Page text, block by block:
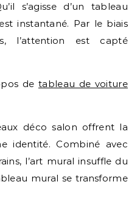
s’agisse d’un tableau
instantané. Par le biais
l’attention est capté
detableau de voiture
déco salon offrent la
identité. Combiné avec
l’art mural insuffle du
mural se transforme